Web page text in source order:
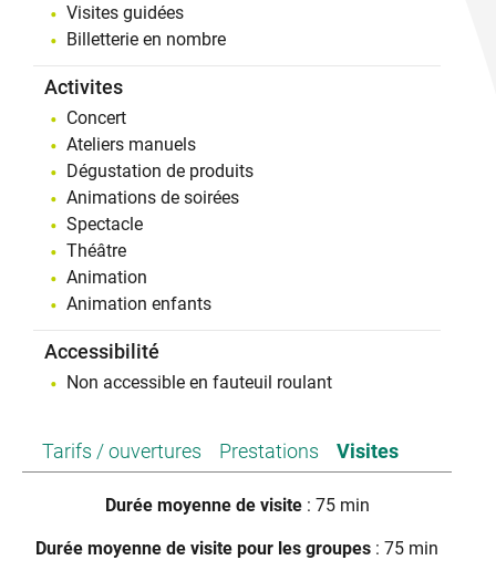
Visites guidées
Billetterie en nombre
Activites
Concert
Ateliers manuels
Dégustation de produits
Animations de soirées
Spectacle
Théâtre
Animation
Animation enfants
Accessibilité
Non accessible en fauteuil roulant
Tarifs / ouvertures Prestations Visites
Durée moyenne de visite: 75 min
Durée moyenne de visite pour les groupes : 75 min